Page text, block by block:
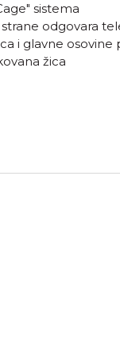
sistema
odgovara
i glavne
žica